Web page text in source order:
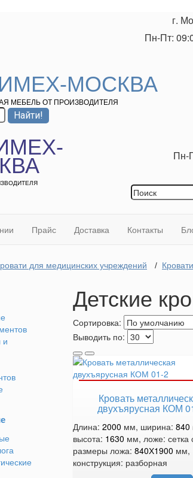
г.
Пн-Пт:
МОСКВА
МЕБЕЛЬ ОТ ПРОИЗВОДИТЕЛЯ
Пн-
Прайс Доставка Контакты
для медицинских учреждений /
и
Детские
Сортировка:
Выводить по:
Кровать
двухъярусная КОМ
Длина: 2000 мм, ширина: 840
высота: 1630 мм, ложе: сетка
размеры ложа: 840Х1900 мм,
конструкция: разборная